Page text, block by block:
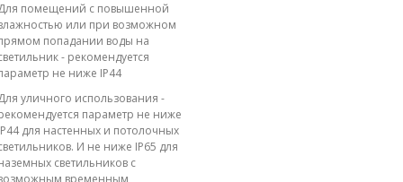
помещений с повышенной
или при возможном
попадании воды на
- рекомендуется
не ниже IP44
уличного использования -
параметр не ниже
для настенных и потолочных
И не ниже IP65 для
светильников с
временным